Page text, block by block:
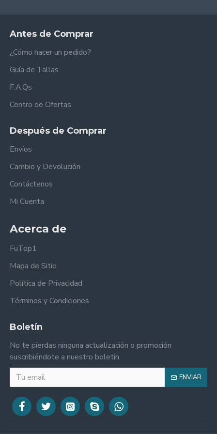
Antes de Comprar
¿Cómo hacer un pedido?
Guía de Tallas
F.A.Qs
Centro de Ofertas
Después de Comprar
Envíos
Cambio y Devolución
Contáctenos
Mi Cuenta
Acerca de
FuTop1
Mapa de Sitio
Política de Privacidad
Términos y Condiciones
Boletín
No te pierdas ninguna actualización o promoción
suscribiéndote a nuestro boletín.
ENVIAR